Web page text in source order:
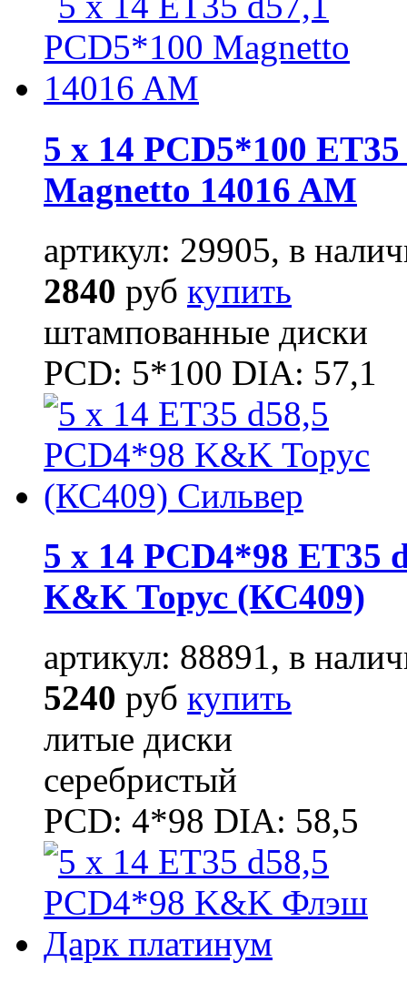
5 x 14 PCD5*100
Magnetto 14016 AM
артикул: 29905, в
2840 руб купить
штампованные диски
PCD: 5*100 DIA: 57,1
5 x 14 PCD4*98 ET35
K&K Торус (КС409)
артикул: 88891, в
5240 руб купить
литые диски
серебристый
PCD: 4*98 DIA: 58,5